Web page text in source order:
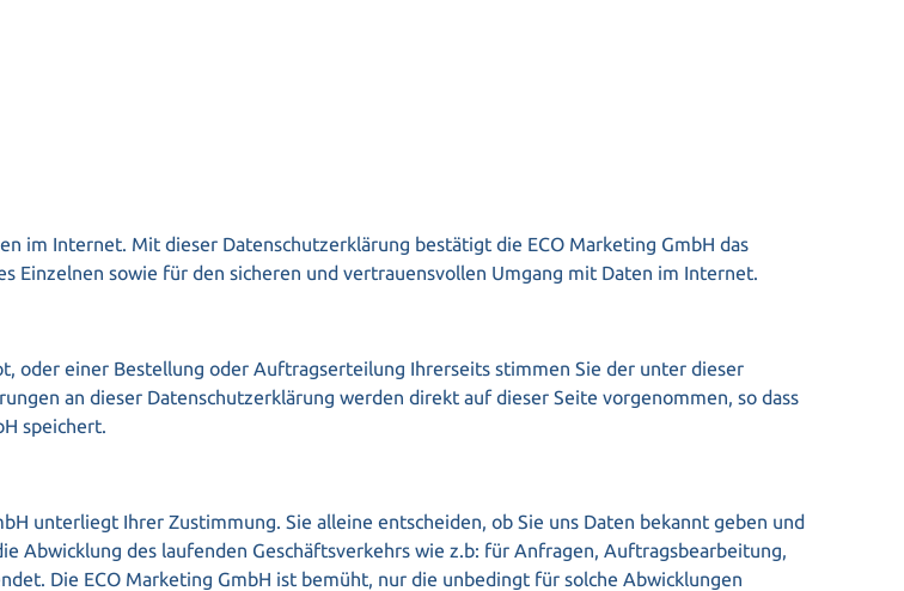
im Internet. Mit dieser Datenschutzerklärung bestätigt die ECO Marketing GmbH das
Einzelnen sowie für den sicheren und vertrauensvollen Umgang mit Daten im Internet.
oder einer Bestellung oder Auftragserteilung Ihrerseits stimmen Sie der unter dieser
an dieser Datenschutzerklärung werden direkt auf dieser Seite vorgenommen, so dass
speichert.
unterliegt Ihrer Zustimmung. Sie alleine entscheiden, ob Sie uns Daten bekannt geben und
Abwicklung des laufenden Geschäftsverkehrs wie z.b: für Anfragen, Auftragsbearbeitung,
Die ECO Marketing GmbH ist bemüht, nur die unbedingt für solche Abwicklungen